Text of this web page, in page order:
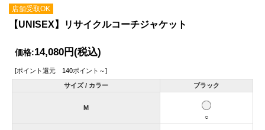
店舗受取OK
【UNISEX】リサイクルコーチジャケット
価格:14,080円(税込)
[ポイント還元 140ポイント～]
サイズ / カラー ブラック
M
○